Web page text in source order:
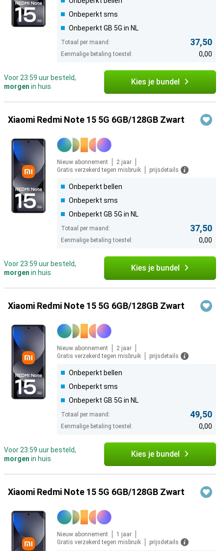
Onbeperkt sms
Onbeperkt GB 5G in NL
Totaal per maand: 37,50
Eenmalige betaling toestel: 0,00
Voor 23:59 uur besteld,
morgen in huis Kies je bundel
Xiaomi Redmi Note 15 5G 6GB/128GB Zwart
Nieuw abonnement
2 jaar
Gratis verzekerd tegen misbruik
prijsdetails
Onbeperkt bellen
Onbeperkt sms
Onbeperkt GB 5G in NL
Totaal per maand: 37,50
Eenmalige betaling toestel: 0,00
Voor 23:59 uur besteld,
morgen in huis Kies je bundel
Xiaomi Redmi Note 15 5G 6GB/128GB Zwart
Nieuw abonnement
2 jaar
Gratis verzekerd tegen misbruik
prijsdetails
Onbeperkt bellen
Onbeperkt sms
Onbeperkt GB 5G in NL
Totaal per maand: 49,50
Eenmalige betaling toestel: 0,00
Voor 23:59 uur besteld,
morgen in huis Kies je bundel
Xiaomi Redmi Note 15 5G 6GB/128GB Zwart
Nieuw abonnement
1 jaar
Gratis verzekerd tegen misbruik
prijsdetails